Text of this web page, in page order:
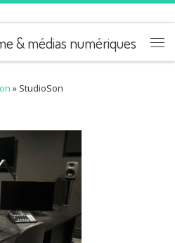
& médias numériques
» StudioSon